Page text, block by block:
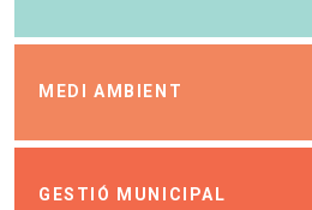
MEDI AMBIENT
GESTIÓ MUNICIPAL